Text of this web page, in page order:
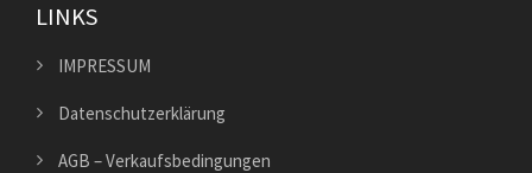
LINKS
IMPRESSUM
Datenschutzerklärung
AGB – Verkaufsbedingungen